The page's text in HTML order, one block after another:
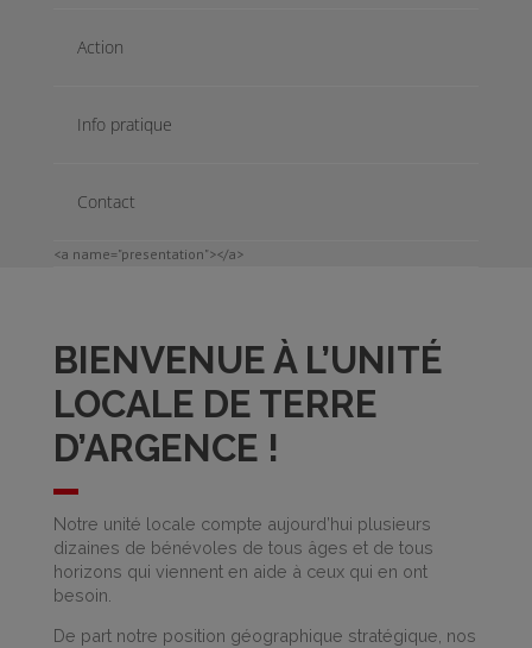
Action
Info pratique
Contact
<a name="presentation"></a>
BIENVENUE À L’UNITÉ
LOCALE DE TERRE
D’ARGENCE !
Notre unité locale compte aujourd’hui plusieurs
dizaines de bénévoles de tous âges et de tous
horizons qui viennent en aide à ceux qui en ont
besoin.
De part notre position géographique stratégique, nos